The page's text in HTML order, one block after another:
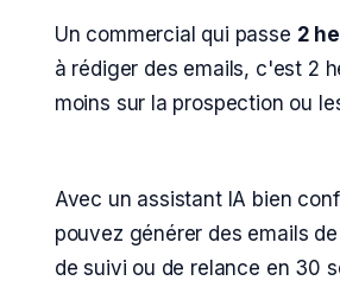
Un commercial qui passe 2
à rédiger des emails, c'est 2
moins sur la prospection ou
Avec un assistant IA bien
pouvez générer des emails
de suivi ou de relance en 30